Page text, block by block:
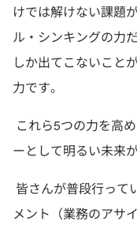
けでは解けない課題
ル・シンキングの力
しか出てこないこと
力です。
これら5つの力を高
ーとして明るい未来
皆さんが普段行って
メント（業務のアサ